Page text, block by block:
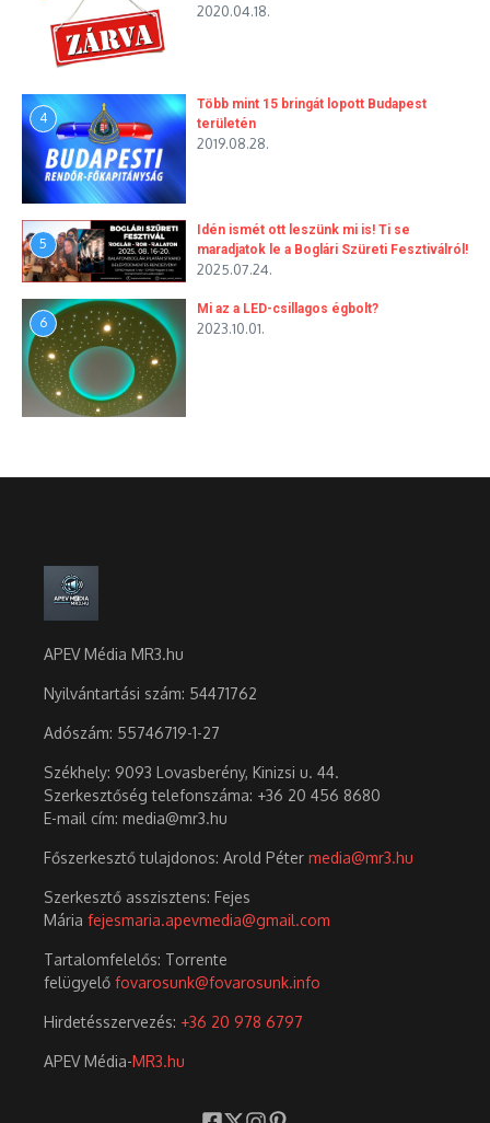
2020.04.18.
4
Több mint 15 bringát lopott Budapest
területén
2019.08.28.
5
Idén ismét ott leszünk mi is! Ti se
maradjatok le a Boglári Szüreti Fesztiválról!
2025.07.24.
6
Mi az a LED-csillagos égbolt?
2023.10.01.
APEV Média MR3.hu
Nyilvántartási szám: 54471762
Adószám: 55746719-1-27
Székhely: 9093 Lovasberény, Kinizsi u. 44.
Szerkesztőség telefonszáma: +36 20 456 8680
E-mail cím: media@mr3.hu
Főszerkesztő tulajdonos: Arold Péter media@mr3.hu
Szerkesztő asszisztens: Fejes
Mária fejesmaria.apevmedia@gmail.com
Tartalomfelelős: Torrente
felügyelő fovarosunk@fovarosunk.info
Hirdetésszervezés: +36 20 978 6797
APEV Média-MR3.hu